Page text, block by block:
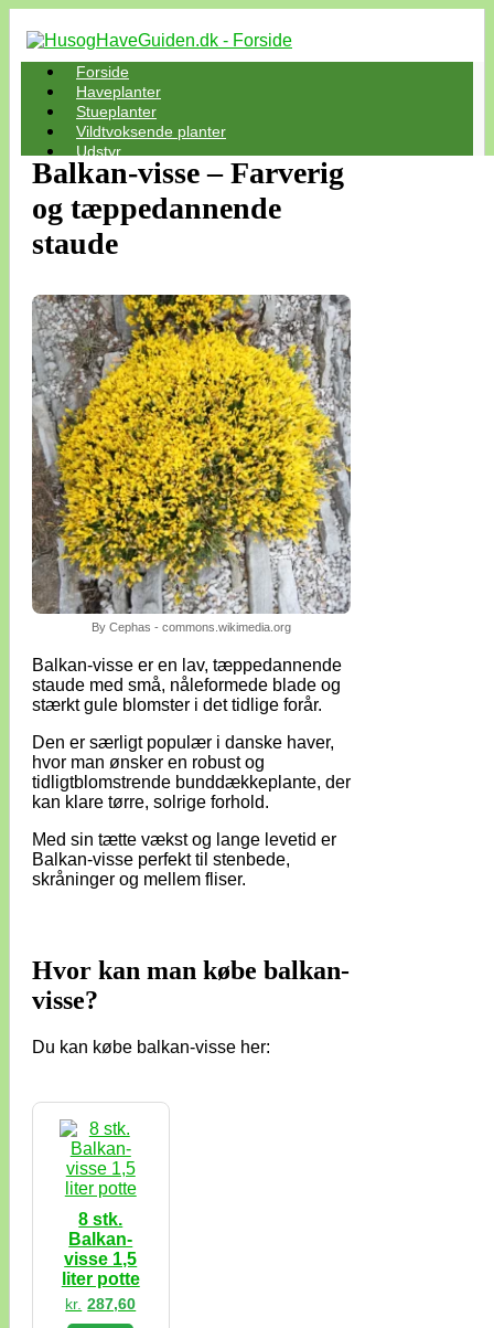
Forside
Haveplanter
Stueplanter
Vildtvoksende planter
Udstyr
Balkan-visse – Farverig
og tæppedannende
staude
By Cephas - commons.wikimedia.org
Balkan-visse er en lav, tæppedannende
staude med små, nåleformede blade og
stærkt gule blomster i det tidlige forår.
Den er særligt populær i danske haver,
hvor man ønsker en robust og
tidligtblomstrende bunddækkeplante, der
kan klare tørre, solrige forhold.
Med sin tætte vækst og lange levetid er
Balkan-visse perfekt til stenbede,
skråninger og mellem fliser.
Hvor kan man købe balkan-
visse?
Du kan købe balkan-visse her:
8 stk.
Balkan-
visse 1,5
liter potte
kr. 287,60